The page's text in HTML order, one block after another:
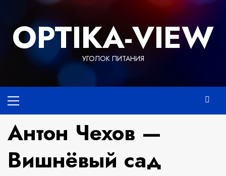
содержимому
OPTIKA-VIEW
УГОЛОК ПИТАНИЯ
меню
Антон Чехов —
Вишнёвый сад